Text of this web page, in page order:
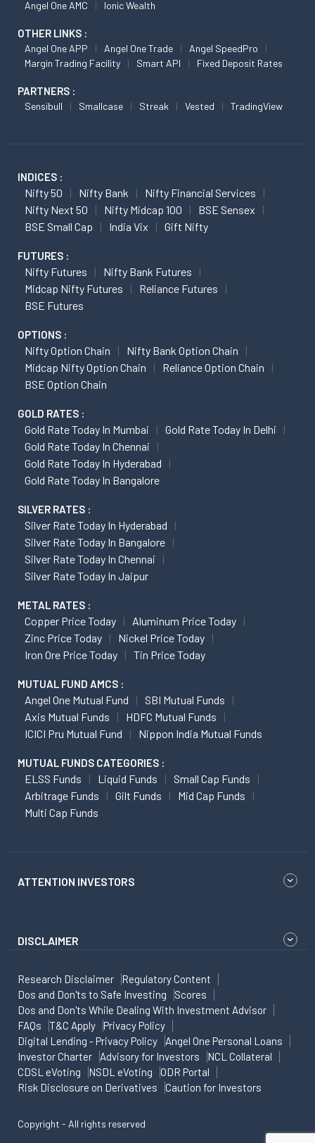
Angel One AMC Ionic Wealth
OTHER LINKS :
Angel One APP Angel One Trade
Angel SpeedPro
Margin Trading Facility
Smart API Fixed Deposit Rates
PARTNERS :
Sensibull Smallcase Streak Vested TradingView
INDICES :
Nifty 50 Nifty Bank
Nifty Financial Services
Nifty Next 50
Nifty Midcap 100
BSE Sensex
BSE Small Cap
India Vix Gift Nifty
FUTURES :
Nifty Futures
Nifty Bank Futures
Midcap Nifty Futures
Reliance Futures
BSE Futures
OPTIONS :
Nifty Option Chain
Nifty Bank Option Chain
Midcap Nifty Option Chain
Reliance Option Chain
BSE Option Chain
GOLD RATES :
Gold Rate Today In Mumbai
Gold Rate Today In Delhi
Gold Rate Today In Chennai
Gold Rate Today In Hyderabad
Gold Rate Today In Bangalore
SILVER RATES :
Silver Rate Today In Hyderabad
Silver Rate Today In Bangalore
Silver Rate Today In Chennai
Silver Rate Today In Jaipur
METAL RATES :
Copper Price Today
Aluminum Price Today
Zinc Price Today
Nickel Price Today
Iron Ore Price Today
Tin Price Today
MUTUAL FUND AMCS :
Angel One Mutual Fund
SBI Mutual Funds
Axis Mutual Funds
HDFC Mutual Funds
ICICI Pru Mutual Fund
Nippon India Mutual Funds
MUTUAL FUNDS CATEGORIES :
ELSS Funds Liquid Funds
Small Cap Funds
Arbitrage Funds
Gilt Funds
Mid Cap Funds
Multi Cap Funds
ATTENTION INVESTORS
DISCLAIMER
Research Disclaimer
Regulatory Content
Dos and Don'ts to Safe Investing
Scores
Dos and Don'ts While Dealing With Investment Advisor
FAQs
T&C Apply
Privacy Policy
Digital Lending - Privacy Policy
Angel One Personal Loans
Investor Charter
Advisory for Investors
NCL Collateral
CDSL eVoting
NSDL eVoting
ODR Portal
Risk Disclosure on Derivatives
Caution for Investors
Copyright - All rights reserved